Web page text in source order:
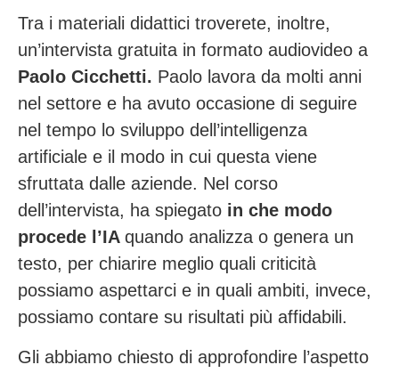
Tra i materiali didattici troverete, inoltre,
un’intervista gratuita in formato audiovideo a
Paolo Cicchetti. Paolo lavora da molti anni
nel settore e ha avuto occasione di seguire
nel tempo lo sviluppo dell’intelligenza
artificiale e il modo in cui questa viene
sfruttata dalle aziende. Nel corso
dell’intervista, ha spiegato in che modo
procede l’IA quando analizza o genera un
testo, per chiarire meglio quali criticità
possiamo aspettarci e in quali ambiti, invece,
possiamo contare su risultati più affidabili.
Gli abbiamo chiesto di approfondire l’aspetto